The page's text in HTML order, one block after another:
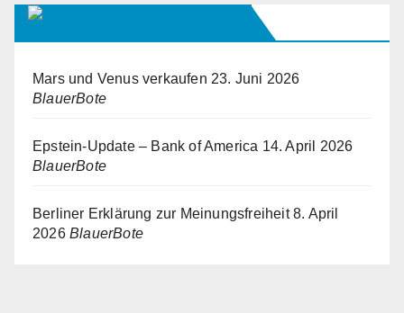
Mars und Venus verkaufen 23. Juni 2026
BlauerBote
Epstein-Update – Bank of America 14. April 2026
BlauerBote
Berliner Erklärung zur Meinungsfreiheit 8. April
2026 BlauerBote